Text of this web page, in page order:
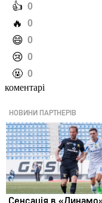
️👍 0
️🔥 0
️😄 0
️😢 0
️🤬 0
коментарі